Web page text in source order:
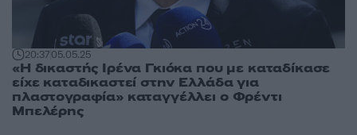
20:3705.05.25
«Η δικαστής Ιρένα Γκιόκα που με καταδίκασε
είχε καταδικαστεί στην Ελλάδα για
πλαστογραφία» καταγγέλλει ο Φρέντι
Μπελέρης